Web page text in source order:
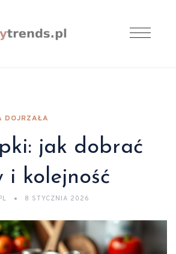
DOJRZAŁA
jak dobrać
i kolejność
8 STYCZNIA 2026